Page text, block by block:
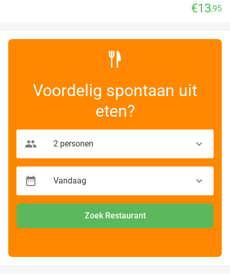
€13,95
Voordelig spontaan uit
eten?
Zoek Restaurant